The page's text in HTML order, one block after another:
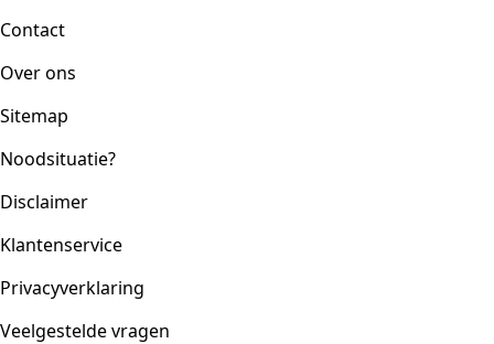
Contact
Over ons
Sitemap
Noodsituatie?
Disclaimer
Klantenservice
Privacyverklaring
Veelgestelde vragen